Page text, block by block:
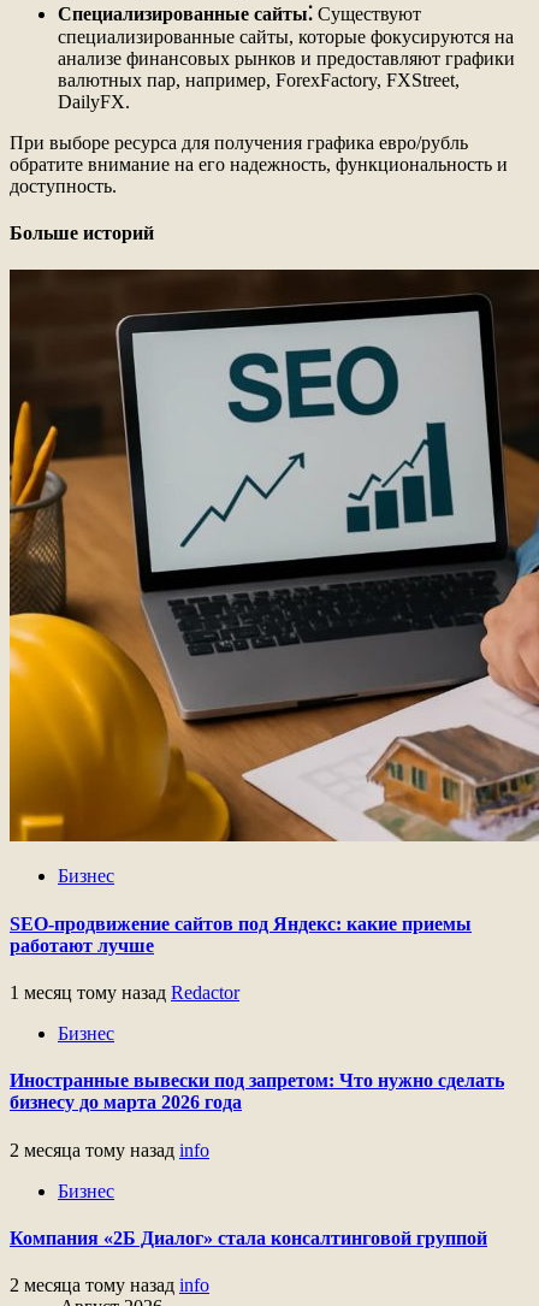
Специализированные сайты⁚ Существуют
специализированные сайты, которые фокусируются на
анализе финансовых рынков и предоставляют графики
валютных пар, например, ForexFactory, FXStreet,
DailyFX.
При выборе ресурса для получения графика евро/рубль
обратите внимание на его надежность, функциональность и
доступность.
Больше историй
Бизнес
SEO-продвижение сайтов под Яндекс: какие приемы
работают лучше
1 месяц тому назад Redactor
Бизнес
Иностранные вывески под запретом: Что нужно сделать
бизнесу до марта 2026 года
2 месяца тому назад info
Бизнес
Компания «2Б Диалог» стала консалтинговой группой
2 месяца тому назад info